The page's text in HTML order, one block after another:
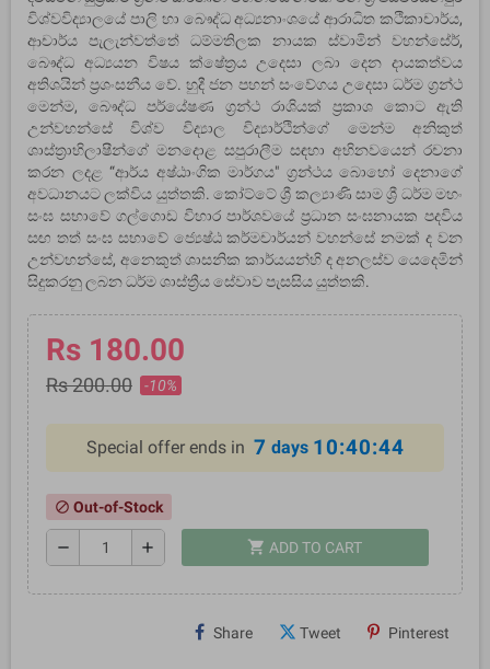
විශ්වවිද්‍යාලයේ පාලි හා බෞද්ධ අධ්‍යනාංශයේ ආරාධිත කථිකාචාර්ය,
ආචාර්ය පැලැන්වත්තේ ධම්මතිලක නායක ස්වාමින් වහන්සේර්,
බෞද්ධ අධ්‍යයන විෂය ක්ෂේත්‍රය උදෙසා ලබා දෙන දායකත්වය
අතිශයින් ප්‍රශංසනීය වේ. හුදී ජන පහන් සංවේගය උදෙසා ධර්ම ග්‍රන්ථ
මෙන්ම, බෞද්ධ පර්යේෂණ ග්‍රන්ථ රාශියක් ප්‍රකාශ කොට ඇති
උන්වහන්සේ විශ්ව විද්‍යාල විද්‍යාර්ථින්ගේ මෙන්ම අනිකුත්
ශාස්ත්‍රාභිලාෂීන්ගේ මනදොළ සපුරාලීම සඳහා අභිනවයෙන් රචනා
කරන ලදළ “ආර්ය අෂ්ඨාංගික මාර්ගය" ග්‍රන්ථය බොහෝ දෙනාගේ
අවධානයට ලක්විය යුත්තකි. කෝට්ටේ ශ්‍රී කල්‍යාණි සාම ශ්‍රී ධර්ම මහං
සංඝ සභාවේ ගල්ගොඩ විහාර පාර්ශවයේ ප්‍රධාන සංඝනායක පදවිය
සඟ තත් සංඝ සභාවේ ජ්‍යෙෂ්ඨ කර්මචාර්යන් වහන්සේ නමක් ද වන
උන්වහන්සේ, අනෙකුත් ශාසනික කාර්යයන්හි ද අනලස්ව යෙදෙමින්
සිදුකරනු ලබන ධර්ම ශාස්ත්‍රීය සේවාව පැසසිය යුත්තකි.
Rs 180.00
Rs 200.00 -10%
Special offer ends in 7 days 10:40:44
block Out-of-Stock
remove add shopping_cart ADD TO CART
Share Tweet Pinterest